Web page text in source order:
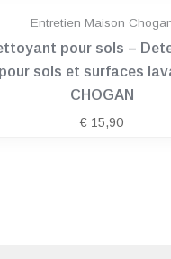
Entretien Maison
pour sols –
pour sols et surfaces
CHOGAN
€ 15,90